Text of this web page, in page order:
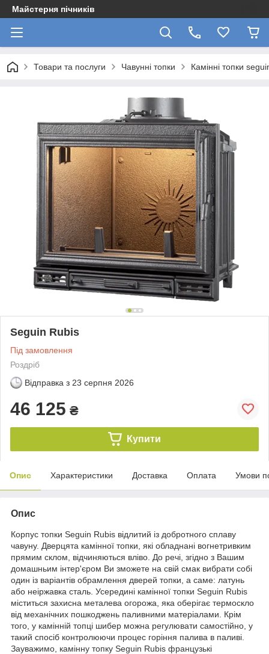
Майстерня пічників
Товари та послуги Чавунні топки Камінні топки
Seguin Rubis
Під замовлення
Роздріб
Відправка з 23 серпня 2026
46 125 ₴
Купити
Опис Характеристики Доставка Оплата Умови
Опис
Корпус топки Seguin Rubis відлитий із добротного сплаву
чавуну. Дверцята камінної топки, які обладнані вогнетривким
прямим склом, відчиняються вліво. До речі, згідно з Вашим
домашньим інтер'єром Ви зможете на свій смак вибрати собі
один із варіантів обрамлення дверей топки, а саме: латунь
або неіржавка сталь. Усередині камінної топки Seguin Rubis
міститься захисна металева огорожа, яка оберігає термоскло
від механічних пошкоджень паливними матеріалами. Крім
того, у камінній топці шибер можна регулювати самостійно, у
такий спосіб контролюючи процес горіння палива в паливі.
Зауважимо, камінну топку Seguin Rubis французькі